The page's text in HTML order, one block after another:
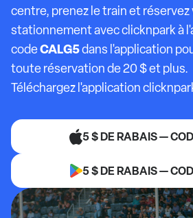
centre, prenez le train et
stationnement avec clicknpark à
codeCALG5dans l'application
toute réservation de 20 $ et plus.
Téléchargez l'application
5 $ DE RABAIS —
5 $ DE RABAIS —